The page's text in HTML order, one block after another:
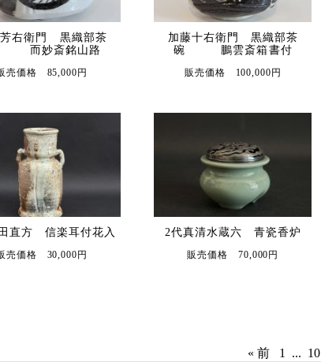
芳右衛門 黒織部茶
而妙斎銘山路
売価格 85,000円
加藤十右衛門 黒織部茶
碗 鵬雲斎箱書付
販売価格 100,000円
直方 信楽耳付花入
売価格 30,000円
2代真清水蔵六 青瓷香炉
販売価格 70,000円
« 前 1 ... 10